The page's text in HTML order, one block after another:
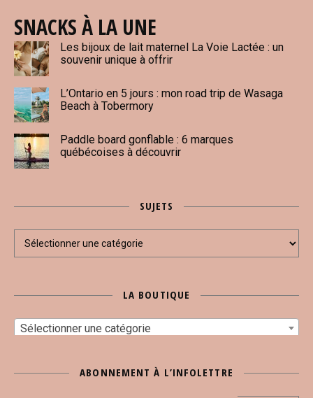
SNACKS À LA UNE
Les bijoux de lait maternel La Voie Lactée : un
souvenir unique à offrir
L’Ontario en 5 jours : mon road trip de Wasaga
Beach à Tobermory
Paddle board gonflable : 6 marques
québécoises à découvrir
SUJETS
LA BOUTIQUE
Sélectionner une catégorie
ABONNEMENT À L’INFOLETTRE